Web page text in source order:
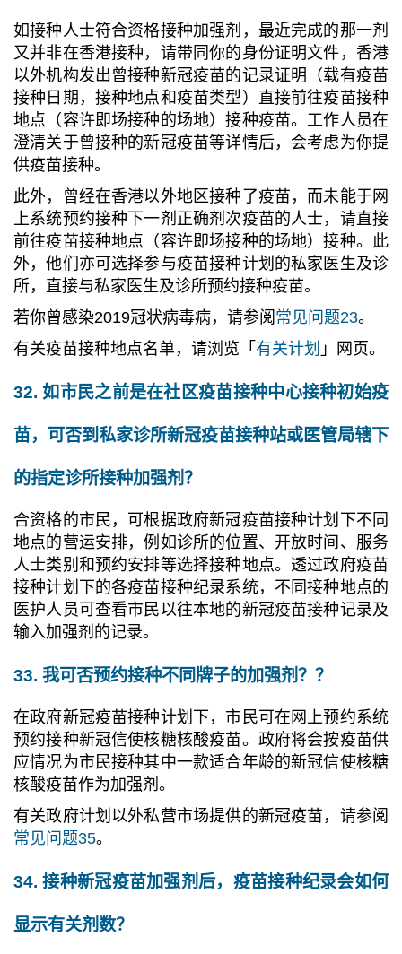
如接种人士符合资格接种加强剂，最近完成的那一剂
又并非在香港接种，请带同你的身份证明文件，香港
以外机构发出曾接种新冠疫苗的记录证明（载有疫苗
接种日期，接种地点和疫苗类型）直接前往疫苗接种
地点（容许即场接种的场地）接种疫苗。工作人员在
澄清关于曾接种的新冠疫苗等详情后，会考虑为你提
供疫苗接种。
此外，曾经在香港以外地区接种了疫苗，而未能于网
上系统预约接种下一剂正确剂次疫苗的人士，请直接
前往疫苗接种地点（容许即场接种的场地）接种。此
外，他们亦可选择参与疫苗接种计划的私家医生及诊
所，直接与私家医生及诊所预约接种疫苗。
若你曾感染2019冠状病毒病，请参阅 常见问题23。
有关疫苗接种地点名单，请浏览「 有关计划 」网页。
32. 如市民之前是在社区疫苗接种中心接种初始疫
苗，可否到私家诊所新冠疫苗接种站或医管局辖下
的指定诊所接种加强剂？
合资格的市民，可根据政府新冠疫苗接种计划下不同
地点的营运安排，例如诊所的位置、开放时间、服务
人士类别和预约安排等选择接种地点。透过政府疫苗
接种计划下的各疫苗接种纪录系统，不同接种地点的
医护人员可查看市民以往本地的新冠疫苗接种记录及
输入加强剂的记录。
33. 我可否预约接种不同牌子的加强剂？？
在政府新冠疫苗接种计划下，市民可在网上预约系统
预约接种新冠信使核糖核酸疫苗。政府将会按疫苗供
应情况为市民接种其中一款适合年龄的新冠信使核糖
核酸疫苗作为加强剂。
有关政府计划以外私营市场提供的新冠疫苗，请参阅
常见问题35。
34. 接种新冠疫苗加强剂后，疫苗接种纪录会如何
显示有关剂数？